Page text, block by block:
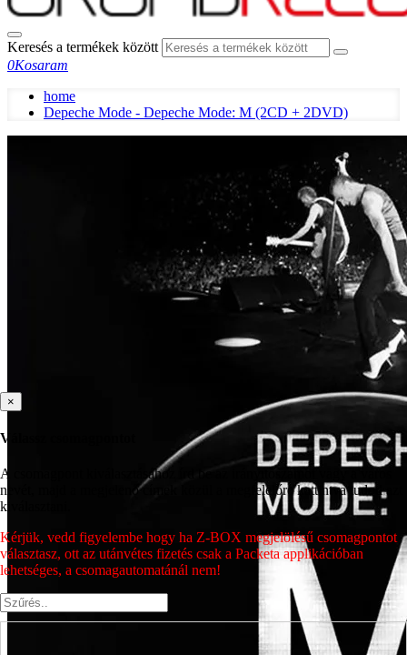
Keresés a termékek között
0Kosaram
home
Depeche Mode - Depeche Mode: M (2CD + 2DVD)
×
Válassz csomagpontot
A csomagpont kiválasztásához írd be az irányítószámot vagy a város
nevét, majd a megjelenő címek közül a megfelelőre kattintva tudod azt
kiválasztani.
Kérjük, vedd figyelembe hogy ha Z-BOX megjelölésű csomagpontot
választasz, ott az utánvétes fizetés csak a Packeta applikációban
lehetséges, a csomagautomatánál nem!